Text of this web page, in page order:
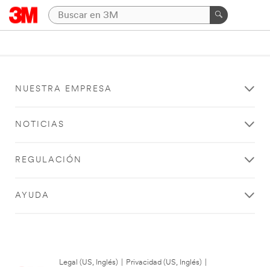
NUESTRA EMPRESA
NOTICIAS
REGULACIÓN
AYUDA
Legal (US, Inglés) Privacidad (US, Inglés)